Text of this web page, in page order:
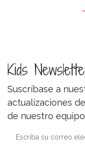
Kids
Suscríbase a
actualizaciones
de nuestro